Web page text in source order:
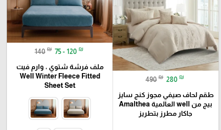
490 ₪ 280 ₪
طقم لحاف صيفي مجوز كنج سايز
بيج من well العالمية Amalthea
جاكار مطرز بتطريز
140 ₪ 75 - 120 ₪
ملف فرشة شتوي ، وارم فيت
Well Winter Fleece Fitted
Sheet Set